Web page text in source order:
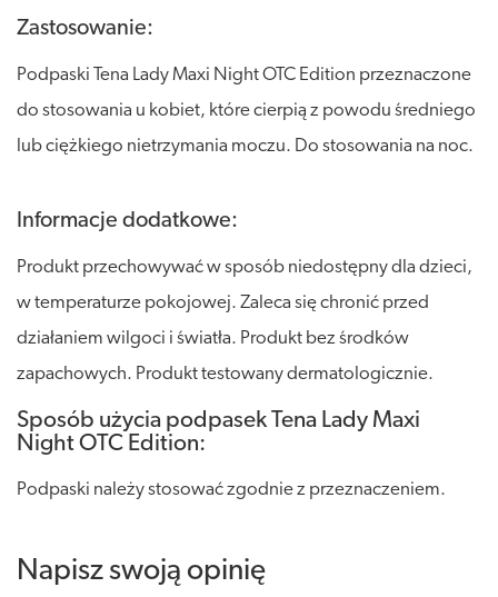
Zastosowanie:
Podpaski Tena Lady Maxi Night OTC Edition przeznaczone
do stosowania u kobiet, które cierpią z powodu średniego
lub ciężkiego nietrzymania moczu. Do stosowania na noc.
Informacje dodatkowe:
Produkt przechowywać w sposób niedostępny dla dzieci,
w temperaturze pokojowej. Zaleca się chronić przed
działaniem wilgoci i światła. Produkt bez środków
zapachowych. Produkt testowany dermatologicznie.
Sposób użycia podpasek Tena Lady Maxi
Night OTC Edition:
Podpaski należy stosować zgodnie z przeznaczeniem.
Napisz swoją opinię